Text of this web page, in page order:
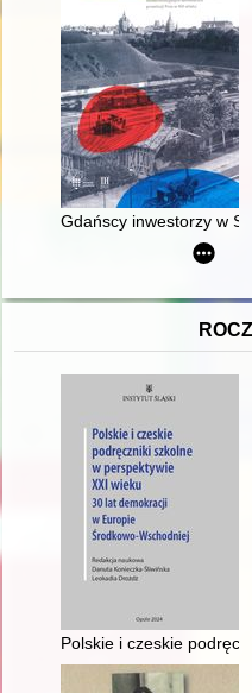
Gdańscy inwestorzy w
Polskie i czeskie